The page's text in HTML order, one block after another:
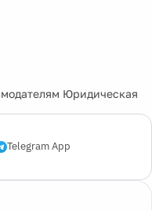
Юридическая
Telegram App